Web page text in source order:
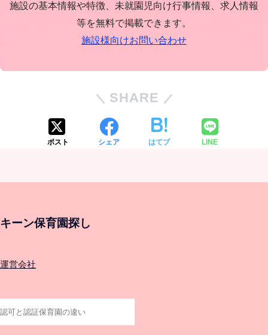
施設の基本情報や特徴、未就園児向け行事情報、求人情報
等を無料で掲載できます。
施設様向けお問い合わせ
SHARE
ポスト シェア はてブ LINE
キーン保育園探し
運営会社